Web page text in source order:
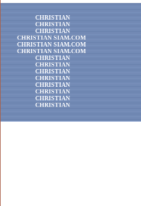
CHRISTIAN
CHRISTIAN
CHRISTIAN
CHRISTIAN SIAM.COM
CHRISTIAN SIAM.COM
CHRISTIAN SIAM.COM
CHRISTIAN
CHRISTIAN
CHRISTIAN
CHRISTIAN
CHRISTIAN
CHRISTIAN
CHRISTIAN
CHRISTIAN